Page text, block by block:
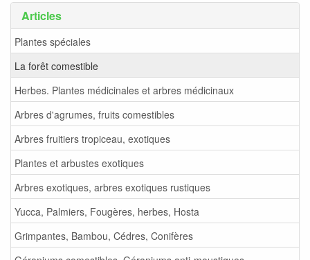
Articles
Plantes spéciales
La forêt comestible
Herbes. Plantes médicinales et arbres médicinaux
Arbres d'agrumes, fruits comestibles
Arbres fruitiers tropiceau, exotiques
Plantes et arbustes exotiques
Arbres exotiques, arbres exotiques rustiques
Yucca, Palmiers, Fougères, herbes, Hosta
Grimpantes, Bambou, Cédres, Conifères